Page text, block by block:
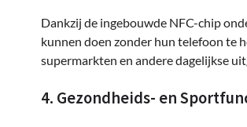
Dankzij de ingebouwde NFC-chip
kunnen doen zonder hun telefoon te
supermarkten en andere dagelijkse
4. Gezondheids- en